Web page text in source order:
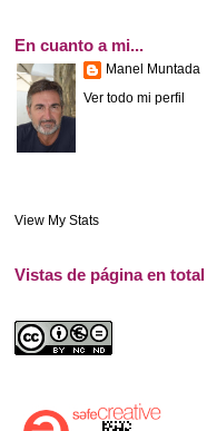
En cuanto a mi...
Manel Muntada
Ver todo mi perfil
View My Stats
Vistas de página en total